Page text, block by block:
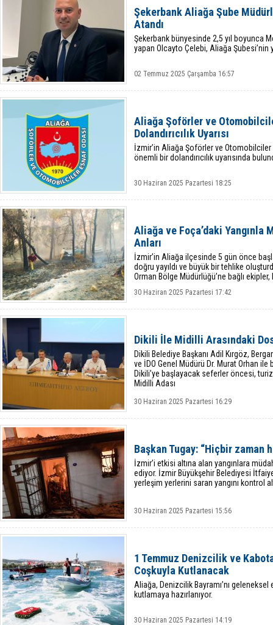
Şekerbank Aliağa Şube
Atandı
Şekerbank bünyesinde 2,5 yıl boyunca
yapan Olcayto Çelebi, Aliağa Şubesi’nin
02 Temmuz 2025 Çarşamba 16:57
Aliağa Şoförler ve
Dolandırıcılık Uyarısı
İzmir’in Aliağa Şoförler ve
önemli bir dolandırıcılık uyarısında
30 Haziran 2025 Pazartesi 18:25
Aliağa ve Foça’daki Yangınla
Anları
İzmir’in Aliağa ilçesinde 5 gün önce
doğru yayıldı ve büyük bir tehlike
Orman Bölge Müdürlüğü’ne bağlı
30 Haziran 2025 Pazartesi 17:42
Dikili İle Midilli Arasındaki
Dikili Belediye Başkanı Adil Kırgöz,
ve İDO Genel Müdürü Dr. Murat Orhan
Dikili’ye başlayacak seferler öncesi,
Midilli Adası
30 Haziran 2025 Pazartesi 16:29
Başkan Tugay: “Hiçbir zaman
İzmir’i etkisi altına alan yangınlara
ediyor. İzmir Büyükşehir Belediyesi
yerleşim yerlerini saran yangını kontrol
30 Haziran 2025 Pazartesi 15:56
1 Temmuz Denizcilik ve
Coşkuyla Kutlanacak
Aliağa, Denizcilik Bayramı’nı
kutlamaya hazırlanıyor.
30 Haziran 2025 Pazartesi 14:19